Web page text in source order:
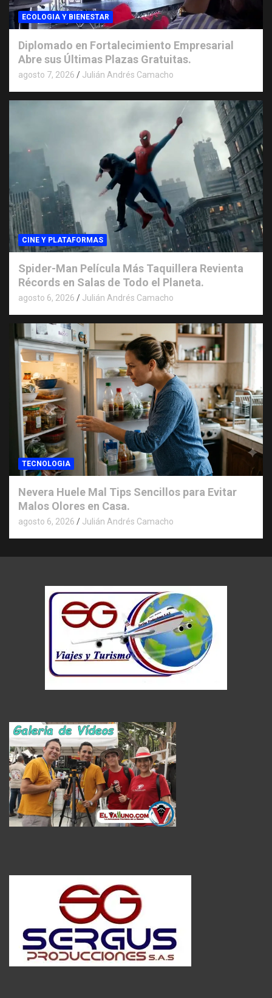
ECOLOGIA Y BIENESTAR
Diplomado en Fortalecimiento Empresarial
Abre sus Últimas Plazas Gratuitas.
agosto 7, 2026 Julián Andrés Camacho
CINE Y PLATAFORMAS
Spider-Man Película Más Taquillera Revienta
Récords en Salas de Todo el Planeta.
agosto 6, 2026 Julián Andrés Camacho
TECNOLOGIA
Nevera Huele Mal Tips Sencillos para Evitar
Malos Olores en Casa.
agosto 6, 2026 Julián Andrés Camacho